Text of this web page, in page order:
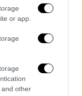
or app.
other
απελάσεις
Ένωση.
για το
της
κράτη μέλη